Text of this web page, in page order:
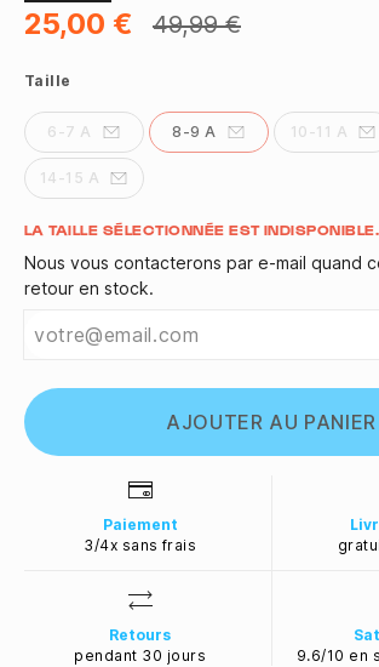
25,00 € 49,99 €
Taille
6-7 A 8-9 A 10-11 A
14-15 A
Quantité
LA TAILLE SÉLECTIONNÉE EST INDISPONIBLE.
Nous vous contacterons par e-mail quand
retour en stock.
AJOUTER AU PANIER
Paiement
3/4x sans frais
Retours
pendant 30 jours
9.6/10 en